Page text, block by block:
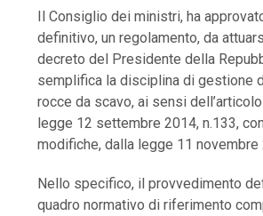
Il Consiglio dei ministri, ha
definitivo, un regolamento, da
decreto del Presidente della
semplifica la disciplina di gestione
rocce da scavo, ai sensi
legge 12 settembre 2014, n.133,
modifiche, dalla legge 11 novembre
Nello specifico, il provvedimento
quadro normativo di riferimento